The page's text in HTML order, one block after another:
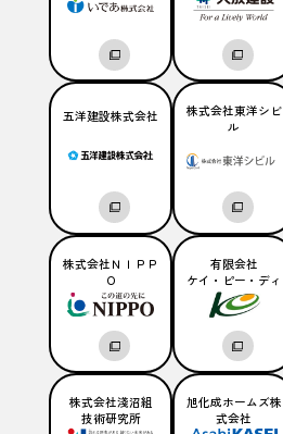
五洋建設株式会社
株式会社東洋シビ
ル
株式会社ＮＩＰＰ
Ｏ
有限会社
ケイ・ピー・ディ
株式会社淺沼組
技術研究所
旭化成ホームズ株
式会社